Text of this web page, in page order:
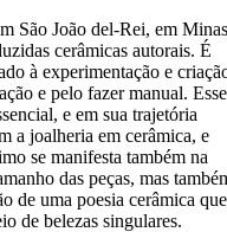
São João del-Rei, em
cerâmicas autorais. É
à experimentação e
e pelo fazer manual. Esse
e em sua trajetória
a joalheria em cerâmica, e
se manifesta também na
das peças, mas
de uma poesia cerâmica que
de belezas singulares.